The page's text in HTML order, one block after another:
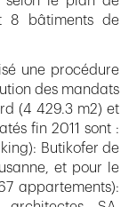
8 bâtiments de
une procédure
des mandats
(4 429.3 m2) et
fin 2011 sont :
Butikofer de
et pour le
appartements):